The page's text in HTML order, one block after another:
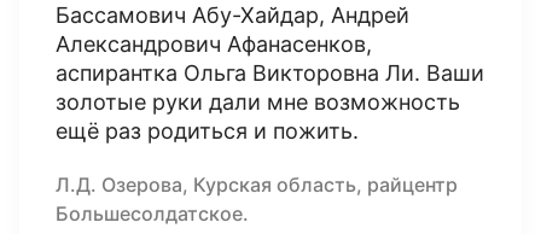
Бассамович Абу-Хайдар, Андрей
Александрович Афанасенков,
аспирантка Ольга Викторовна Ли. Ваши
золотые руки дали мне возможность
ещё раз родиться и пожить.
Л.Д. Озерова, Курская область, райцентр
Большесолдатское.